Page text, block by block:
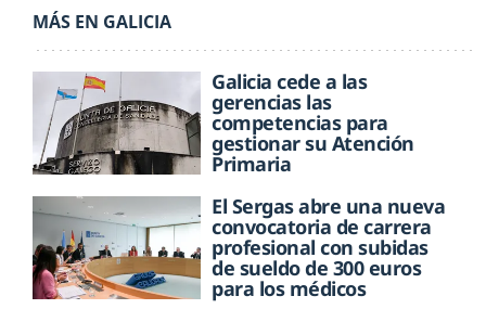
MÁS EN GALICIA
Galicia cede a las
gerencias las
competencias para
gestionar su Atención
Primaria
El Sergas abre una nueva
convocatoria de carrera
profesional con subidas
de sueldo de 300 euros
para los médicos